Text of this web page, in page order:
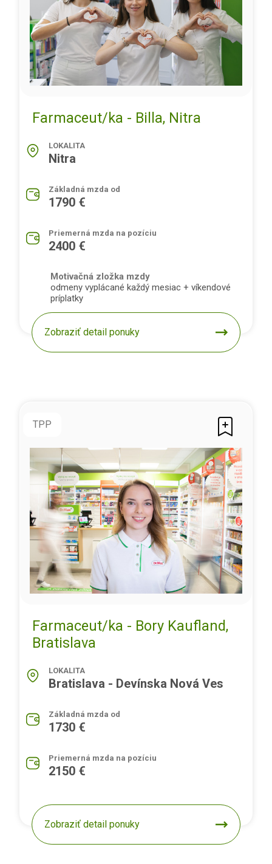
Farmaceut/ka - Billa, Nitra
LOKALITA
Nitra
Základná mzda od
1790 €
Priemerná mzda na pozíciu
2400 €
Motivačná zložka mzdy
odmeny vyplácané každý mesiac + víkendové
príplatky
Zobraziť detail ponuky
TPP
Farmaceut/ka - Bory Kaufland,
Bratislava
LOKALITA
Bratislava - Devínska Nová Ves
Základná mzda od
1730 €
Priemerná mzda na pozíciu
2150 €
Zobraziť detail ponuky